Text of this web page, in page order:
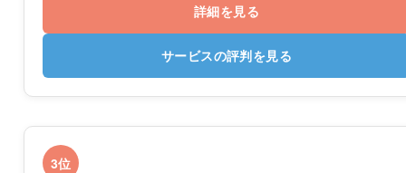
詳細を見る
サービスの評判を見る
3位